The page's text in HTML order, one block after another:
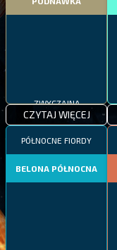
ZWYCZAJNA
CZYTAJ WIĘCEJ
PÓŁNOCNE FIORDY
BELONA PÓŁNOCNA